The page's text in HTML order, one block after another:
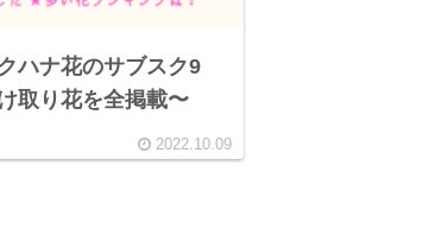
ハナ花のサブスク9
取り花を全掲載〜
2022.10.09